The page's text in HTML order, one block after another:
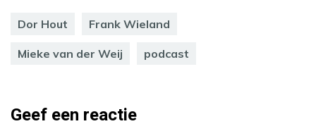
Dor Hout Frank Wieland
Mieke van der Weij podcast
Geef een reactie